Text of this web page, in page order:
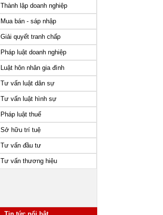
Dịch vụ tư vấn luật
hôn nhân gia đình
Dịch vụ tư vấn ly hôn
Thành lập doanh nghiệp
Mua bán - sáp nhập
Giải quyết tranh chấp
Pháp luật doanh nghiệp
Luật hôn nhân gia đình
Tư vấn luật dân sự
Tư vấn luật hình sự
Pháp luật thuế
Sở hữu trí tuệ
Tư vấn đầu tư
Tư vấn thương hiệu
khi thành lập công ty